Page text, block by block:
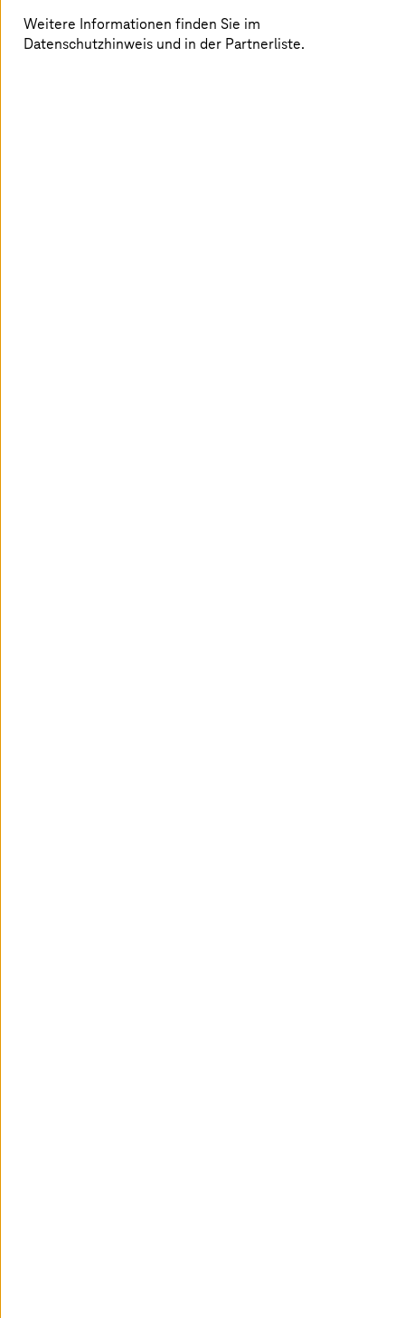
Welche Sicherheitslösungen brauchen
Unternehmen?
Weitere Informationen finden Sie im
Datenschutzhinweis und in der Partnerliste.